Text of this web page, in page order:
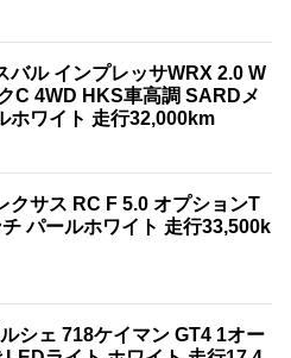
バル インプレッサWRX 2.0 W
C 4WD HKS車高調 SARDメ
ホワイト 走行32,000km
クサス RC F 5.0 オプションT
パールホワイト 走行33,500k
シェ 718ケイマン GT4 1オー